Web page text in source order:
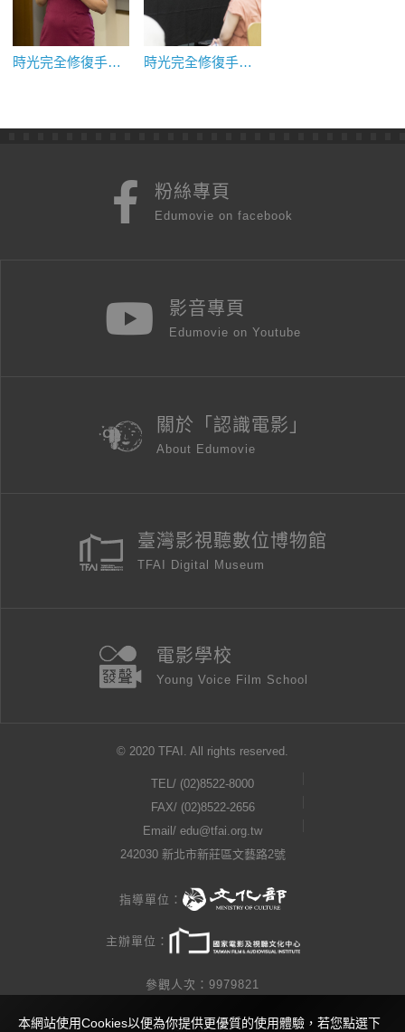
時光完全修復手冊（3）：我們如何取得時光的所有權 時光完全修復手冊（1）：我們抵抗時光遺忘的理由
粉絲專頁
Edumovie on facebook
影音專頁
Edumovie on Youtube
關於「認識電影」
About Edumovie
臺灣影視聽數位博物館
TFAI Digital Museum
電影學校
Young Voice Film School
© 2020 TFAI. All rights reserved.
TEL/ (02)8522-8000
FAX/ (02)8522-2656
Email/ edu@tfai.org.tw
242030 新北市新莊區文藝路2號
指導單位：
主辦單位：
參觀人次：9979821
隱私權公告
本網站使用Cookies以便為你提供更優質的使用體驗，若您點選下